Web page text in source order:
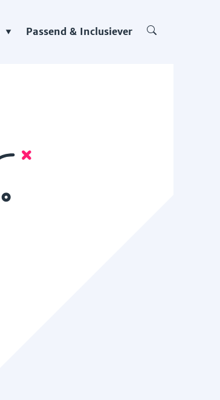
Passend & Inclusiever